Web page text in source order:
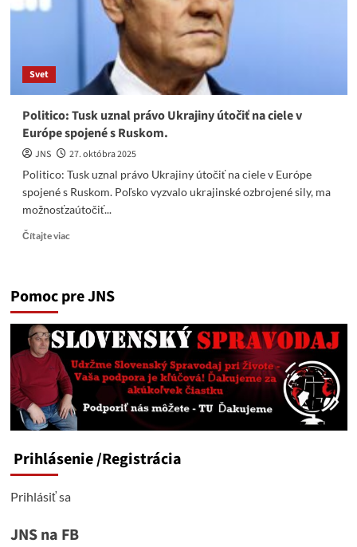
Slovenskom
alianciu
Svet
Politico: Tusk uznal právo Ukrajiny útočiť na ciele v
Európe spojené s Ruskom.
JNS
27. októbra 2025
Politico: Tusk uznal právo Ukrajiny útočiť na ciele v Európe
spojené s Ruskom. Poľsko vyzvalo ukrajinské ozbrojené sily, ma
možnosťzaútočiť...
Čítajte viacRead
Tusk
právo
Ukrajiny
na
ciele
v
Európe
spojené
Ruskom.
Pomoc pre JNS
Prihlásenie/Registrácia
Prihlásiť sa
JNS na FB